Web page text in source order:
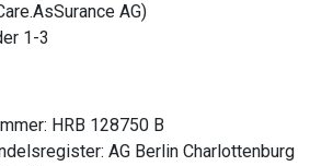
AG)
1-3
HRB 128750 B
AG Berlin Charlottenburg